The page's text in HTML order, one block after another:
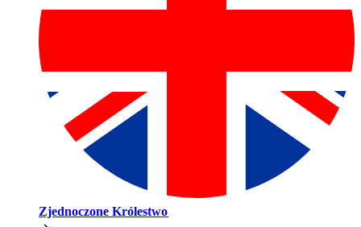
Zjednoczone Królestwo​​